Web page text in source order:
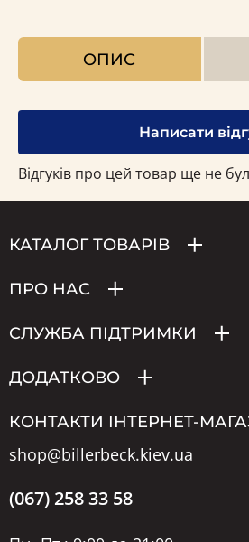
ОПИС
Написати
Відгуків про цей товар ще не
КАТАЛОГ ТОВАРІВ
ПРО НАС
СЛУЖБА ПІДТРИМКИ
ДОДАТКОВО
КОНТАКТИ ІНТЕРНЕТ-
shop@billerbeck.kiev.ua
(067) 258 33 58